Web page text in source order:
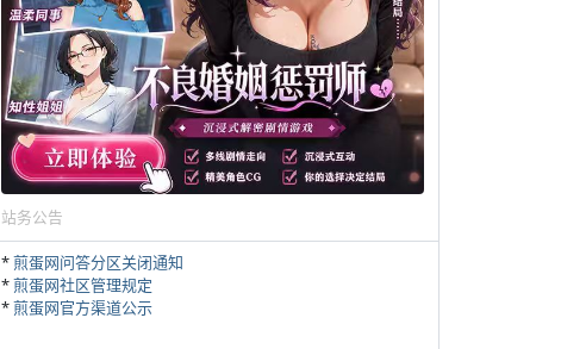
站务公告
*煎蛋网问答分区关闭通知
*煎蛋网社区管理规定
*煎蛋网官方渠道公示